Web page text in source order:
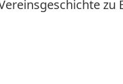
zu